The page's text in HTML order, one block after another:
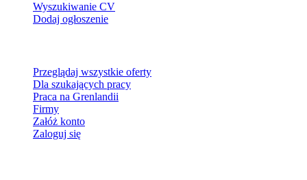
Wyszukiwanie CV
Dodaj ogłoszenie
Przeglądaj wszystkie oferty
Dla szukających pracy
Praca na Grenlandii
Firmy
Załóż konto
Zaloguj się